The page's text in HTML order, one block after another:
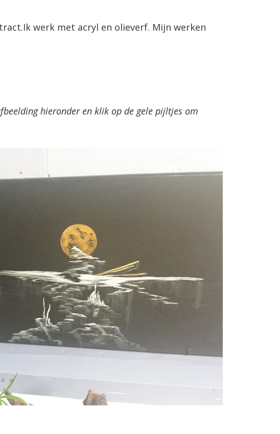
werk met acryl en olieverf. Mijn werken
hieronder en klik op de gele pijltjes om